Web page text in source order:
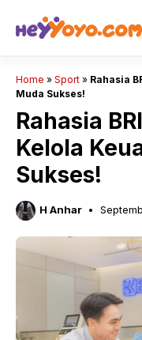
Home » Sport » Rahasia
Muda Sukses!
Rahasia
Kelola
Sukses!
H Anhar